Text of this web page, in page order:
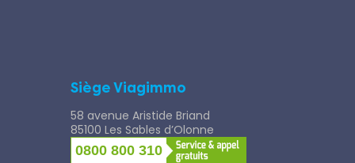
Siège Viagimmo
58 avenue Aristide Briand
85100 Les Sables d’Olonne
0800 800 310